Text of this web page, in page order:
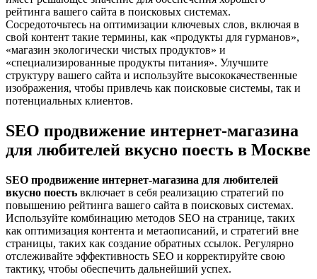
рейтинга вашего сайта в поисковых системах.
Сосредоточьтесь на оптимизации ключевых слов, включая в
свой контент такие термины, как «продукты для гурманов»,
«магазин экологически чистых продуктов» и
«специализированные продукты питания». Улучшите
структуру вашего сайта и используйте высококачественные
изображения, чтобы привлечь как поисковые системы, так и
потенциальных клиентов.
SEO продвижение интернет-магазина
для любителей вкусно поесть в Москве
SEO продвижение интернет-магазина для любителей
вкусно поесть включает в себя реализацию стратегий по
повышению рейтинга вашего сайта в поисковых системах.
Используйте комбинацию методов SEO на странице, таких
как оптимизация контента и метаописаний, и стратегий вне
страницы, таких как создание обратных ссылок. Регулярно
отслеживайте эффективность SEO и корректируйте свою
тактику, чтобы обеспечить дальнейший успех.